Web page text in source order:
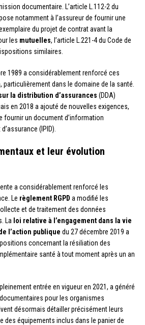
documentaire. L’article L.112-2 du
notamment à l’assureur de fournir une
du projet de contrat avant la
les mutuelles, l’article L.221-4 du Code de
similaires.
1989 a considérablement renforcé ces
dans le domaine de la santé.
la distribution d’assurances (DDA)
en 2018 a ajouté de nouvelles exigences,
fournir un document d’information
(IPID).
et leur évolution
a considérablement renforcé les
Le règlement RGPD a modifié les
et de traitement des données
La loi relative à l’engagement dans la vie
l’action publique du 27 décembre 2019 a
concernant la résiliation des
santé à tout moment après un an
entrée en vigueur en 2021, a généré
pour les organismes
désormais détailler précisément leurs
des équipements inclus dans le panier de